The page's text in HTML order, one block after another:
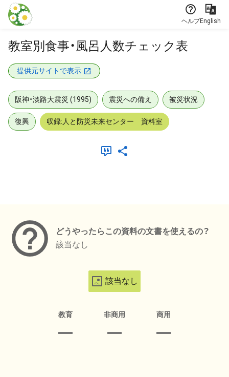
本文に飛ぶ
ヘルプEnglish
教室別食事・風呂人数チェック表
提供元サイトで表示
阪神・淡路大震災 (1995) 震災への備え 被災状況
復興 収録:人と防災未来センター 資料室
どうやったらこの資料の文書を使えるの？
該当なし
該当なし
教育 非商用 商用